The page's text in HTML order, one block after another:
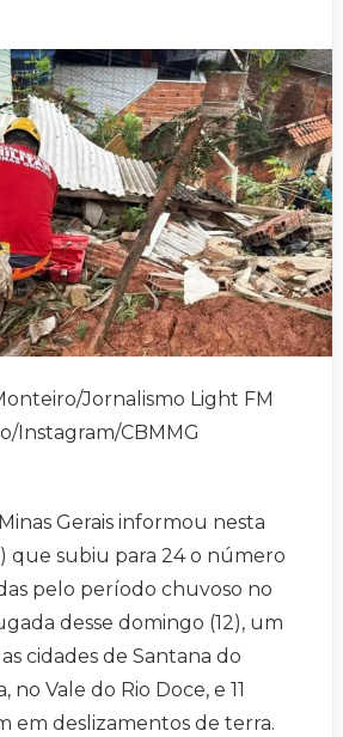
Jornalismo Light FM
Instagram/CBMMG
Gerais informou nesta
que subiu para 24 o número
pelo período chuvoso no
desse domingo (12), um
cidades de Santana do
no Vale do Rio Doce, e 11
em deslizamentos de terra.